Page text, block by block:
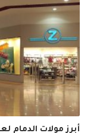
أبرز مولات الدمام لعام